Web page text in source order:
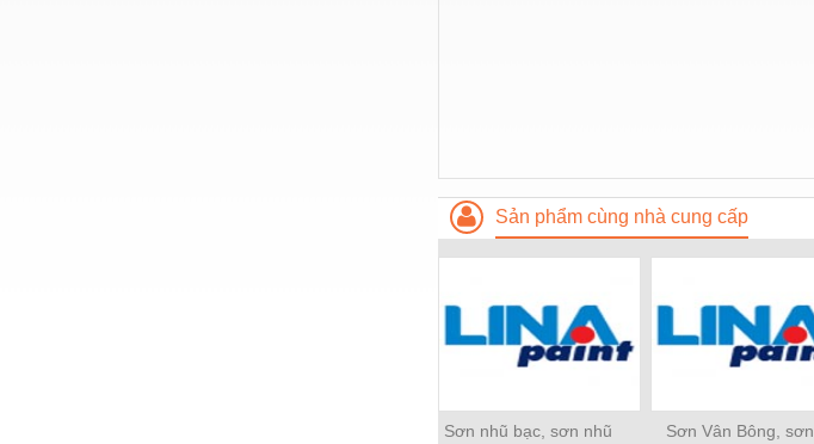
Sản phẩm cùng nhà cung cấp
Sơn nhũ bạc, sơn nhũ
Sơn Vân Bông, sơn